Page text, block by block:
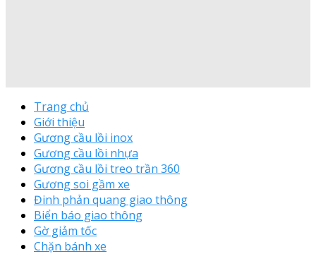
Trang chủ
Giới thiệu
Gương cầu lồi inox
Gương cầu lồi nhựa
Gương cầu lồi treo trần 360
Gương soi gầm xe
Đinh phản quang giao thông
Biển báo giao thông
Gờ giảm tốc
Chặn bánh xe